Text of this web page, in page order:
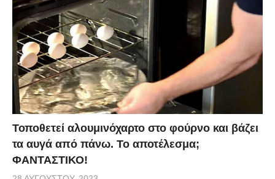
Τοποθετεί αλουμινόχαρτο στο φούρνο και βάζει
τα αυγά από πάνω. Το αποτέλεσμα;
ΦΑΝΤΑΣΤΙΚΟ!